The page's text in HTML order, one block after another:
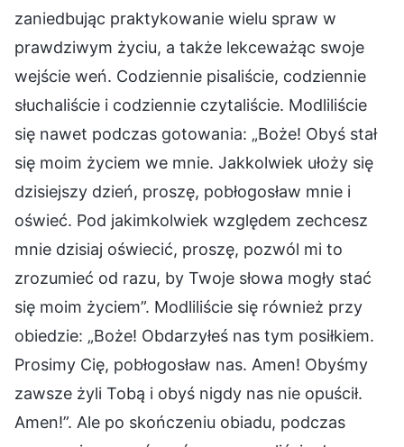
zaniedbując praktykowanie wielu spraw w
prawdziwym życiu, a także lekceważąc swoje
wejście weń. Codziennie pisaliście, codziennie
słuchaliście i codziennie czytaliście. Modliliście
się nawet podczas gotowania: „Boże! Obyś stał
się moim życiem we mnie. Jakkolwiek ułoży się
dzisiejszy dzień, proszę, pobłogosław mnie i
oświeć. Pod jakimkolwiek względem zechcesz
mnie dzisiaj oświecić, proszę, pozwól mi to
zrozumieć od razu, by Twoje słowa mogły stać
się moim życiem”. Modliliście się również przy
obiedzie: „Boże! Obdarzyłeś nas tym posiłkiem.
Prosimy Cię, pobłogosław nas. Amen! Obyśmy
zawsze żyli Tobą i obyś nigdy nas nie opuścił.
Amen!”. Ale po skończeniu obiadu, podczas